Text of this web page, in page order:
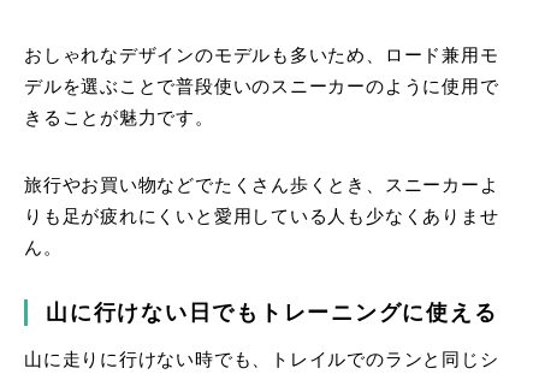
おしゃれなデザインのモデルも多いため、ロード兼用モ
デルを選ぶことで普段使いのスニーカーのように使用で
きることが魅力です。
旅行やお買い物などでたくさん歩くとき、スニーカーよ
りも足が疲れにくいと愛用している人も少なくありませ
ん。
山に行けない日でもトレーニングに使える
山に走りに行けない時でも、トレイルでのランと同じシ